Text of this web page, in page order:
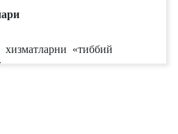
«тиббий
суғурта тизими ва